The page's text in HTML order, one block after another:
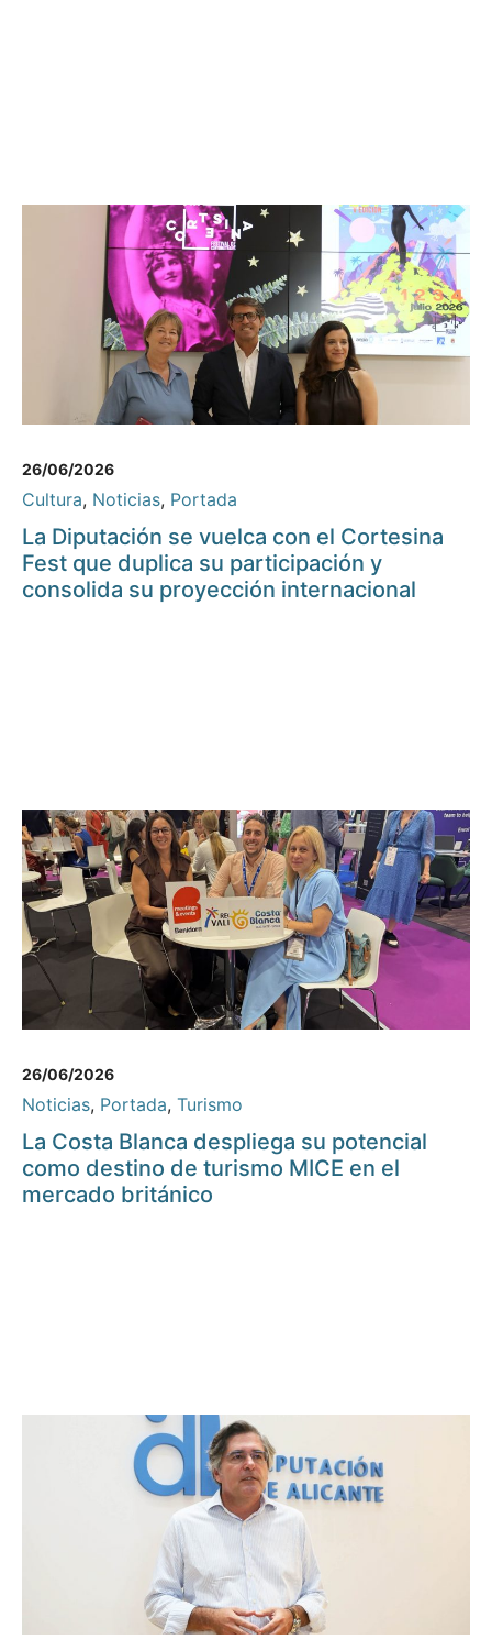
26/06/2026
Cultura, Noticias, Portada
La Diputación se vuelca con el Cortesina
Fest que duplica su participación y
consolida su proyección internacional
26/06/2026
Noticias, Portada, Turismo
La Costa Blanca despliega su potencial
como destino de turismo MICE en el
mercado británico